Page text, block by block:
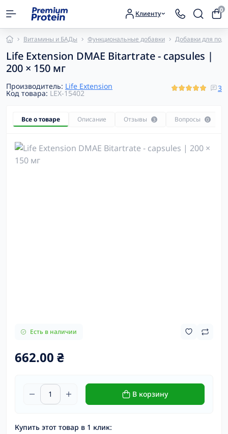
Клиенту 0
Витамины и БАДы Функциональные добавки Добавки для
Life Extension DMAE Bitartrate - capsules |
200 × 150 мг
Производитель: Life Extension
Код товара: LEX-15402
3
Все о товаре Описание Отзывы 3 Вопросы 0
Есть в наличии
662.00 ₴
В корзину
Купить этот товар в 1 клик: